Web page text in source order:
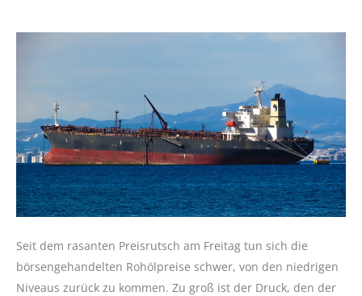
Seit dem rasanten Preisrutsch am Freitag tun sich die
börsengehandelten Rohölpreise schwer, von den niedrigen
Niveaus zurück zu kommen. Zu groß ist der Druck, den der